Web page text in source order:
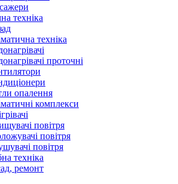
техніка
техніка
проточні
опалення
комплекси
повітря
повітря
повітря
техніка
ремонт